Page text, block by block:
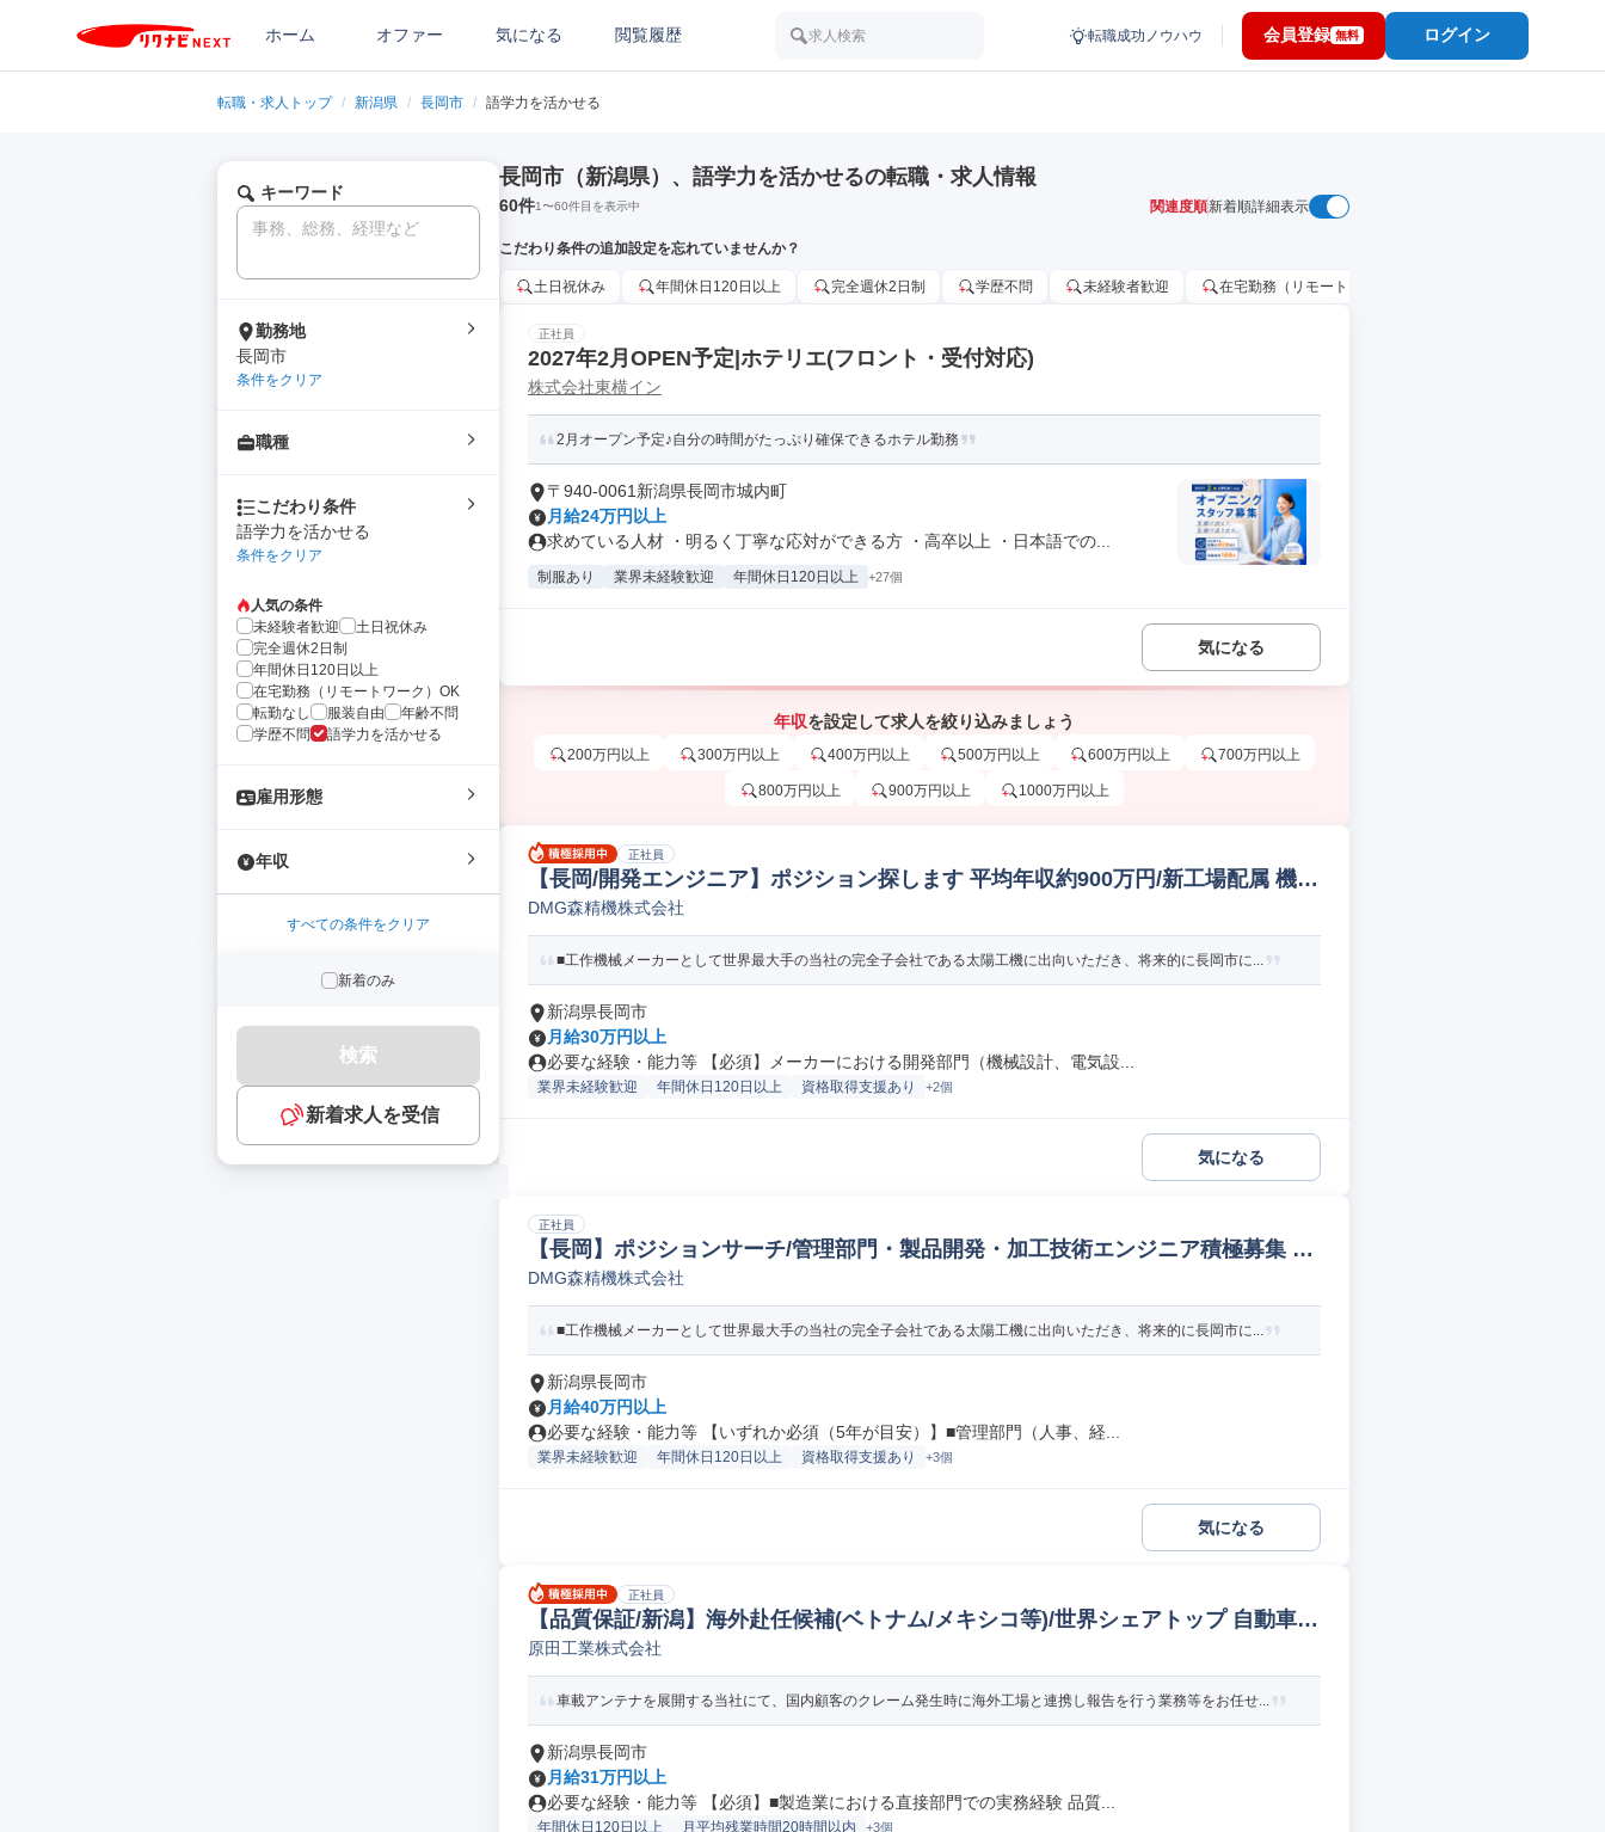
ホーム オファー 気になる 閲覧履歴 求人検索 転職成功ノウハウ 会員登録 無料 ログイン
転職・求人トップ / 新潟県 / 長岡市 / 語学力を活かせる
キーワード
勤務地
長岡市
条件をクリア
職種
こだわり条件
語学力を活かせる
条件をクリア
人気の条件
未経験者歓迎
土日祝休み
完全週休2日制
年間休日120日以上
在宅勤務（リモートワーク）OK
転勤なし
服装自由
年齢不問
学歴不問
語学力を活かせる
雇用形態
年収
すべての条件をクリア
新着のみ
検索
新着求人を受信
長岡市（新潟県）、語学力を活かせるの転職・求人情報
60件1〜60件目を表示中 関連度順新着順詳細表示
こだわり条件の追加設定を忘れていませんか？
土日祝休み 年間休日120日以上 完全週休2日制 学歴不問 未経験者歓迎 在宅勤務（リモートワーク）OK
正社員
2027年2月OPEN予定|ホテリエ(フロント・受付対応)
株式会社東横イン
2月オープン予定♪自分の時間がたっぷり確保できるホテル勤務
〒940-0061新潟県長岡市城内町
月給24万円以上
求めている人材 ・明るく丁寧な応対ができる方 ・高卒以上 ・日本語での...
制服あり 業界未経験歓迎 年間休日120日以上 +27個
気になる
年収を設定して求人を絞り込みましょう
200万円以上 300万円以上 400万円以上 500万円以上 600万円以上 700万円以上
800万円以上 900万円以上 1000万円以上
正社員
【長岡/開発エンジニア】ポジション探します 平均年収約900万円/新工場配属 機械
研究開発
DMG森精機株式会社
■工作機械メーカーとして世界最大手の当社の完全子会社である太陽工機に出向いただき、将来的に長岡市に...
新潟県長岡市
月給30万円以上
必要な経験・能力等 【必須】メーカーにおける開発部門（機械設計、電気設...
業界未経験歓迎 年間休日120日以上 資格取得支援あり +2個
気になる
正社員
【長岡】ポジションサーチ/管理部門・製品開発・加工技術エンジニア積極募集 福
利厚生/労務/給与管理人事
DMG森精機株式会社
■工作機械メーカーとして世界最大手の当社の完全子会社である太陽工機に出向いただき、将来的に長岡市に...
新潟県長岡市
月給40万円以上
必要な経験・能力等 【いずれか必須（5年が目安）】■管理部門（人事、経...
業界未経験歓迎 年間休日120日以上 資格取得支援あり +3個
気になる
正社員
【品質保証/新潟】海外赴任候補(ベトナム/メキシコ等)/世界シェアトップ 自動車/
輸送機器品質保証
原田工業株式会社
車載アンテナを展開する当社にて、国内顧客のクレーム発生時に海外工場と連携し報告を行う業務等をお任せ...
新潟県長岡市
月給31万円以上
必要な経験・能力等 【必須】■製造業における直接部門での実務経験 品質...
年間休日120日以上 月平均残業時間20時間以内 +3個